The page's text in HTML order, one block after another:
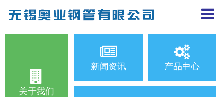
关于我们
新闻资讯 产品中心